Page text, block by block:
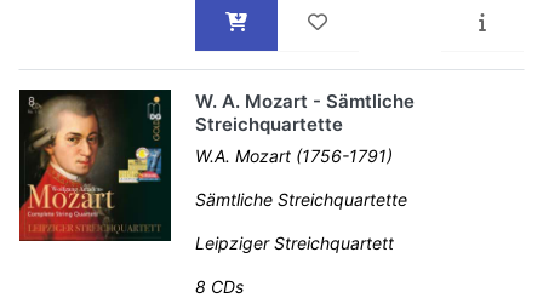
W. A. Mozart - Sämtliche
Streichquartette
W.A. Mozart (1756-1791)
Sämtliche Streichquartette
Leipziger Streichquartett
8 CDs